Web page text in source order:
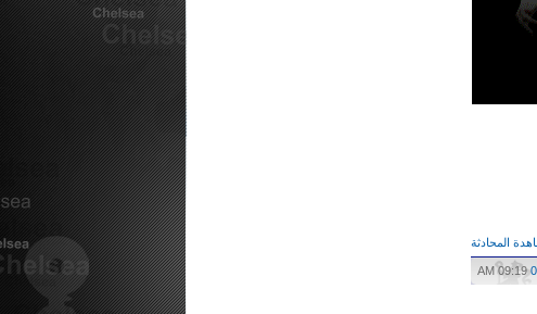
المحادثة
09:19 AM